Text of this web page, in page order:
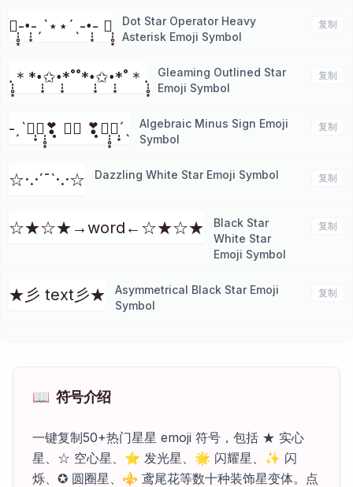
✱̩̩̥͙-•̩̩͙-ˏˋ⋆⋆ˊˎ-•̩̩͙- ✱̩̩̥͙
Dot Star Operator Heavy
Asterisk Emoji Symbol
复制
.̩̩̥͙＊*•̩̩͙✩•̩̩͙*˚˚*•̩̩͙✩•̩̩͙*˚＊.̩̩̥͙
Gleaming Outlined Star
Emoji Symbol
复制
-ˏˋ❣̩͙❣̩̩̥͙❣̩̥̩ ⑅⑅ ❣̩̥̩❣̩̩̥͙❣̩͙ˊˎ
Algebraic Minus Sign Emoji
Symbol
复制
☆·.·´¯`·.·☆ Dazzling White Star Emoji Symbol 复制
☆★☆★→word←☆★☆★
Black Star
White Star
Emoji Symbol
复制
★彡 text彡★
Asymmetrical Black Star Emoji
Symbol
复制
📖 符号介绍
一键复制50+热门星星 emoji 符号，包括 ★ 实心
星、☆ 空心星、⭐ 发光星、🌟 闪耀星、✨ 闪
烁、✪ 圆圈星、⚜ 鸢尾花等数十种装饰星变体。点